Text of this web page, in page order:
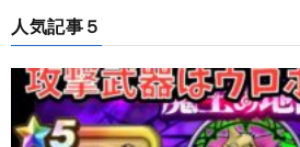
人気記事５